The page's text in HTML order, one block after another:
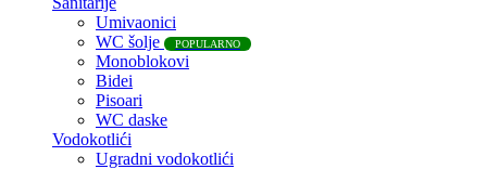
Umivaonici
WC šolje
POPULARNO
Monoblokovi
Bidei
Pisoari
WC daske
Vodokotlići
Ugradni vodokotlići